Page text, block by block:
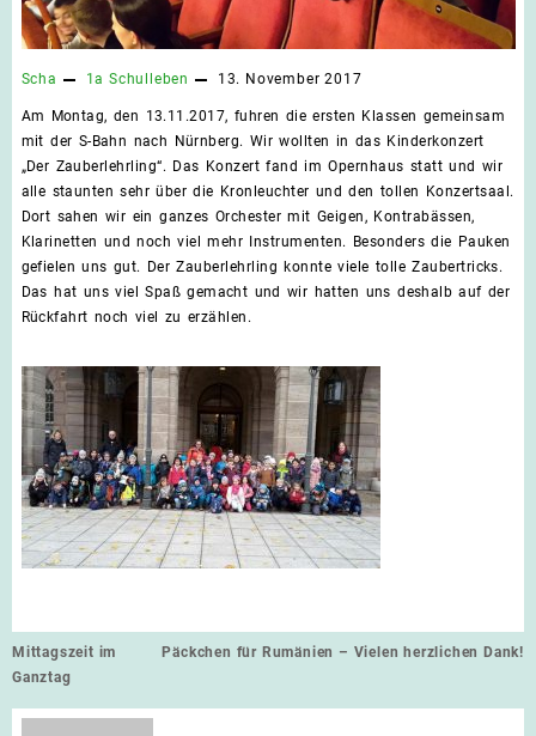
Scha 1a Schulleben 13. November 2017
Am Montag, den 13.11.2017, fuhren die ersten Klassen gemeinsam
mit der S-Bahn nach Nürnberg. Wir wollten in das Kinderkonzert
„Der Zauberlehrling“. Das Konzert fand im Opernhaus statt und wir
alle staunten sehr über die Kronleuchter und den tollen Konzertsaal.
Dort sahen wir ein ganzes Orchester mit Geigen, Kontrabässen,
Klarinetten und noch viel mehr Instrumenten. Besonders die Pauken
gefielen uns gut. Der Zauberlehrling konnte viele tolle Zaubertricks.
Das hat uns viel Spaß gemacht und wir hatten uns deshalb auf der
Rückfahrt noch viel zu erzählen.
Beitragsnavigation
Mittagszeit im
Ganztag
Päckchen für Rumänien – Vielen herzlichen Dank!